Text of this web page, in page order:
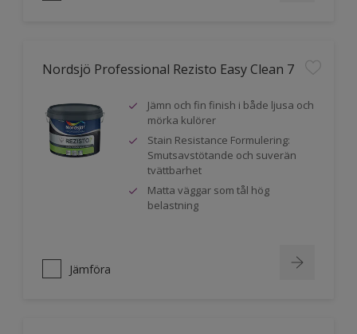
Nordsjö Professional Rezisto Easy Clean 7
Jämn och fin finish i både ljusa och
mörka kulörer
Stain Resistance Formulering:
Smutsavstötande och suverän
tvättbarhet
Matta väggar som tål hög
belastning
Jämföra